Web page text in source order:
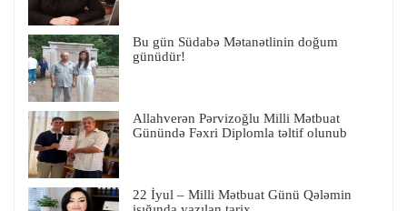
Bu gün Südabə Mətanətlinin doğum
günüdür!
Allahverən Pərvizoğlu Milli Mətbuat
Günündə Fəxri Diplomla təltif olunub
22 İyul – Milli Mətbuat Günü Qələmin